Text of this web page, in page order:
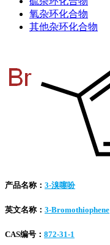
氧杂环化合物
其他杂环化合物
产品名称： 3-溴噻吩
英文名称： 3-Bromothiophene
CAS编号： 872-31-1